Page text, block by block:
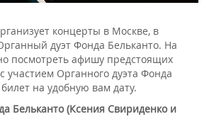
концерты в Москве, в
дуэт Фонда Бельканто. На
посмотреть афишу предстоящих
участием Органного дуэта Фонда
на удобную вам дату.
Бельканто (Ксения Свириденко и